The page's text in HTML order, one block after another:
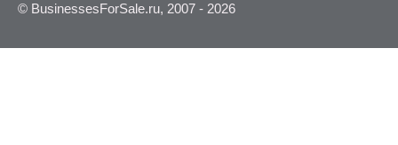
© BusinessesForSale.ru, 2007 - 2026